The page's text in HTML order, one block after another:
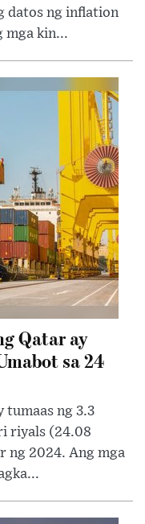
datos ng inflation
mga kin...
Qatar ay
sa 24
tumaas ng 3.3
riyals (24.08
ng 2024. Ang mga